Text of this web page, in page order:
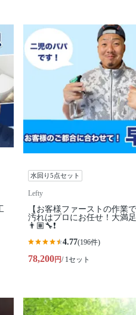
水回り5点セット
Lefty
【お客様ファーストの作業
汚れはプロにお任せ！大満
👨🏽‍🔧❗️
4.77(196件)
78,200円/ 1セット